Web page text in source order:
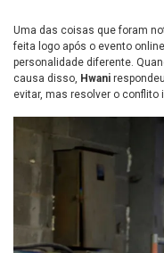
Uma das coisas que foram
feita logo após o evento
personalidade diferente.
causa disso, Hwani
evitar, mas resolver o conflito